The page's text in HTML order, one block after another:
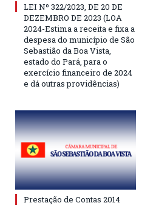
LEI Nº 322/2023, DE 20 DE
DEZEMBRO DE 2023 (LOA
2024-Estima a receita e fixa a
despesa do município de São
Sebastião da Boa Vista,
estado do Pará, para o
exercício financeiro de 2024
e dá outras providências)
Prestação de Contas 2014